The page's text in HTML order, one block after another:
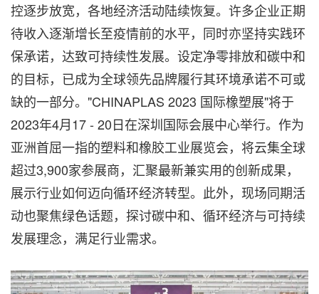
控逐步放宽，各地经济活动陆续恢复。许多企业正期
待收入逐渐增长至疫情前的水平，同时亦坚持实践环
保承诺，达致可持续性发展。设定净零排放和碳中和
的目标，已成为全球领先品牌履行其环境承诺不可或
缺的一部分。"CHINAPLAS 2023 国际橡塑展"将于
2023年4月17 - 20日在深圳国际会展中心举行。作为
亚洲首屈一指的塑料和橡胶工业展览会，将云集全球
超过3,900家参展商，汇聚最新兼实用的创新成果，
展示行业如何迈向循环经济转型。此外，现场同期活
动也聚焦绿色话题，探讨碳中和、循环经济与可持续
发展理念，满足行业需求。